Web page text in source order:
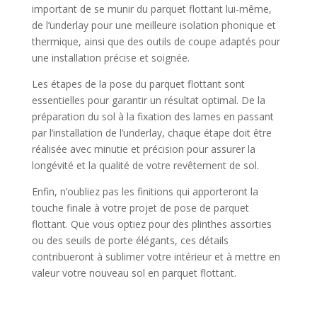
important de se munir du parquet flottant lui-même,
de l’underlay pour une meilleure isolation phonique et
thermique, ainsi que des outils de coupe adaptés pour
une installation précise et soignée.
Les étapes de la pose du parquet flottant sont
essentielles pour garantir un résultat optimal. De la
préparation du sol à la fixation des lames en passant
par l’installation de l’underlay, chaque étape doit être
réalisée avec minutie et précision pour assurer la
longévité et la qualité de votre revêtement de sol.
Enfin, n’oubliez pas les finitions qui apporteront la
touche finale à votre projet de pose de parquet
flottant. Que vous optiez pour des plinthes assorties
ou des seuils de porte élégants, ces détails
contribueront à sublimer votre intérieur et à mettre en
valeur votre nouveau sol en parquet flottant.